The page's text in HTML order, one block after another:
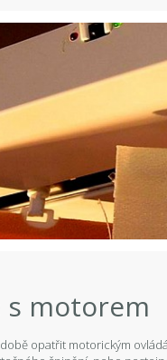
s motorem
opatřit motorickým